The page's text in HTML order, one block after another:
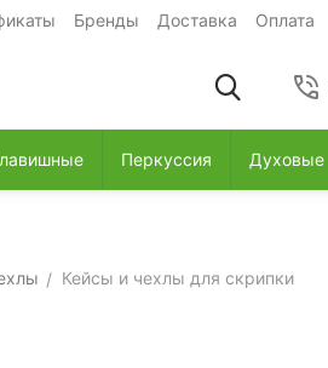
Бренды Доставка Оплата
Перкуссия Духовые
/ Кейсы и чехлы для скрипки